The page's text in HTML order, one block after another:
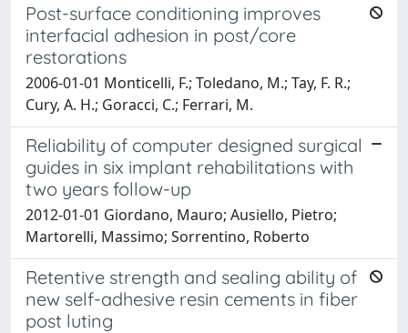
Post-surface conditioning improves
interfacial adhesion in post/core
restorations
2006-01-01 Monticelli, F.; Toledano, M.; Tay, F. R.;
Cury, A. H.; Goracci, C.; Ferrari, M.
Reliability of computer designed surgical
guides in six implant rehabilitations with
two years follow-up
2012-01-01 Giordano, Mauro; Ausiello, Pietro;
Martorelli, Massimo; Sorrentino, Roberto
Retentive strength and sealing ability of
new self-adhesive resin cements in fiber
post luting